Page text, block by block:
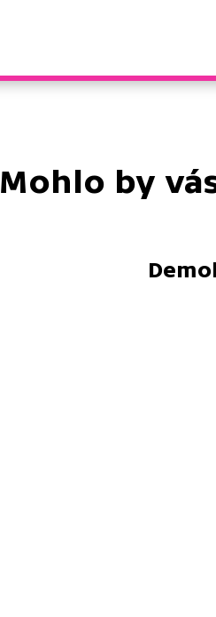
Mohlo by